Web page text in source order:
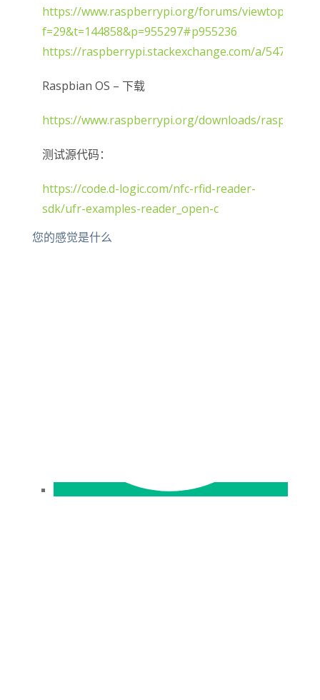
https://www.raspberrypi.org/forums/
f=29&t=144858&p=955297#p955236
https://raspberrypi.stackexchange.com/a/54766
Raspbian OS – 下载
https://www.raspberrypi.org/downloads/raspbian/
测试源代码：
https://code.d-logic.com/nfc-rfid-reader-
sdk/ufr-examples-reader_open-c
您的感觉是什么